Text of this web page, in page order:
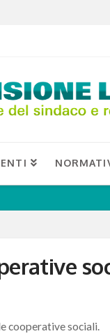
cooperative sociali.